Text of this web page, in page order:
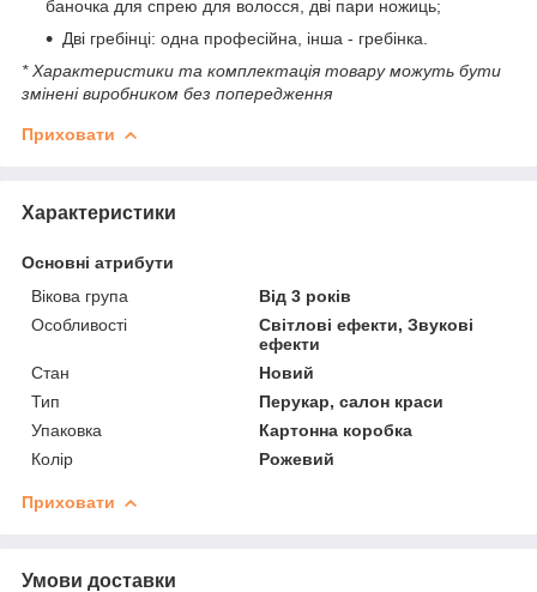
баночка для спрею для волосся, дві пари ножиць;
Дві гребінці: одна професійна, інша - гребінка.
* Характеристики та комплектація товару можуть бути
змінені виробником без попередження
Приховати
Характеристики
Основні атрибути
Вікова група
Від 3 років
Особливості
Світлові ефекти, Звукові
ефекти
Стан
Новий
Тип
Перукар, салон краси
Упаковка
Картонна коробка
Колір
Рожевий
Приховати
Умови доставки